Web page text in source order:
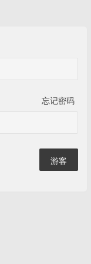
忘记密码
游客